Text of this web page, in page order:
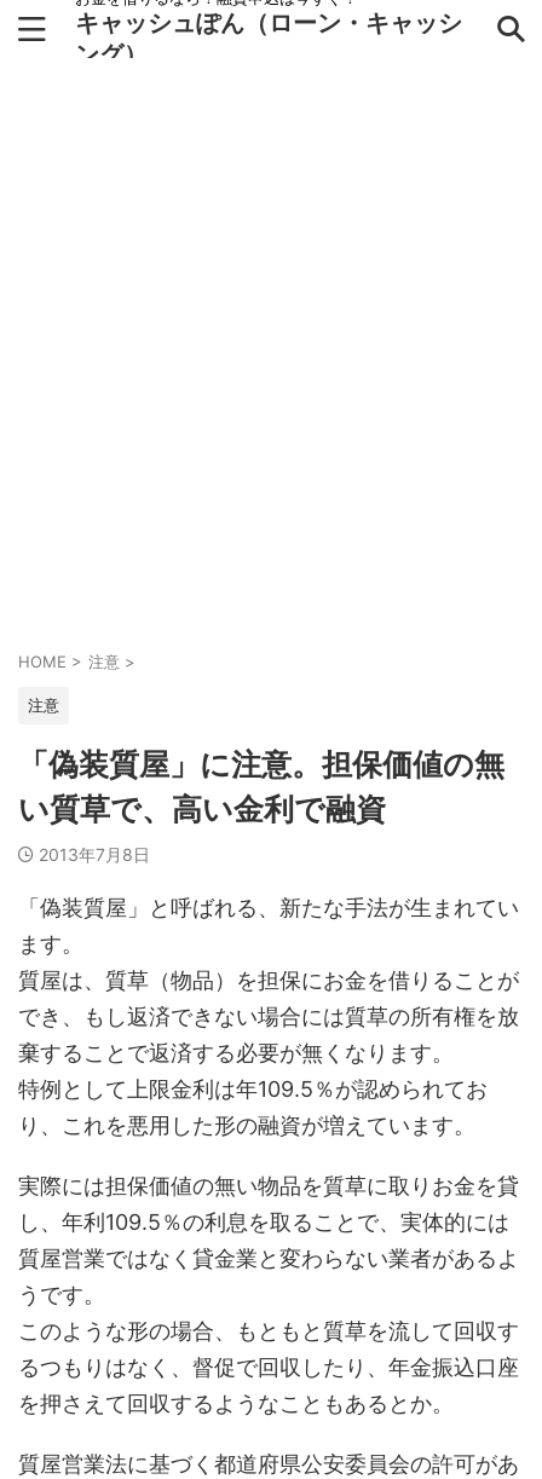
キャッシュぽん（ローン・キャッシ
ング）
HOME > 注意 >
注意
「偽装質屋」に注意。担保価値の無
い質草で、高い金利で融資
2013年7月8日
「偽装質屋」と呼ばれる、新たな手法が生まれてい
ます。
質屋は、質草（物品）を担保にお金を借りることが
でき、もし返済できない場合には質草の所有権を放
棄することで返済する必要が無くなります。
特例として上限金利は年109.5％が認められてお
り、これを悪用した形の融資が増えています。
実際には担保価値の無い物品を質草に取りお金を貸
し、年利109.5％の利息を取ることで、実体的には
質屋営業ではなく貸金業と変わらない業者があるよ
うです。
このような形の場合、もともと質草を流して回収す
るつもりはなく、督促で回収したり、年金振込口座
を押さえて回収するようなこともあるとか。
質屋営業法に基づく都道府県公安委員会の許可があ